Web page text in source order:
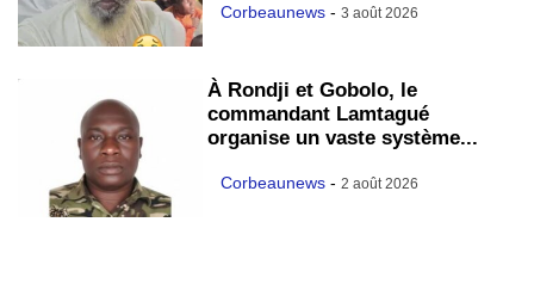
Corbeaunews - 3 août 2026
À Rondji et Gobolo, le
commandant Lamtagué
organise un vaste système...
Corbeaunews - 2 août 2026